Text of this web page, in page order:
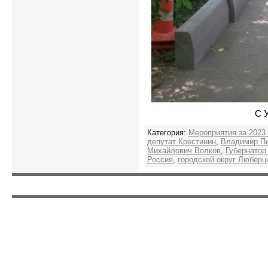
С
Категория: Мероприятия за 2023
депутат Крестинин Владимир
Михайлович Волков
Россия
городской округ